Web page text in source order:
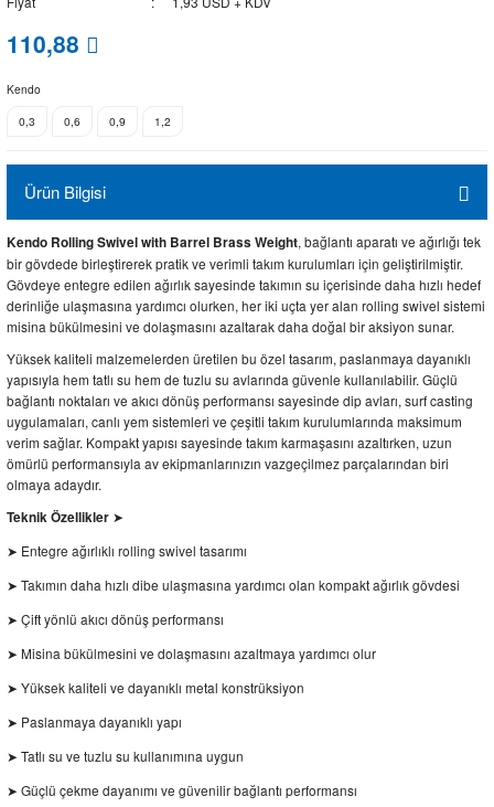
110,88
Kendo
0,3
0,6 0,9 1,2
Ürün Bilgisi
Kendo Rolling Swivel with Barrel Brass Weight, bağlantı aparatı ve ağırlığı tek
bir gövdede birleştirerek pratik ve verimli takım kurulumları için geliştirilmiştir.
Gövdeye entegre edilen ağırlık sayesinde takımın su içerisinde daha hızlı hedef
derinliğe ulaşmasına yardımcı olurken, her iki uçta yer alan rolling swivel sistemi
misina bükülmesini ve dolaşmasını azaltarak daha doğal bir aksiyon sunar.
Yüksek kaliteli malzemelerden üretilen bu özel tasarım, paslanmaya dayanıklı
yapısıyla hem tatlı su hem de tuzlu su avlarında güvenle kullanılabilir. Güçlü
bağlantı noktaları ve akıcı dönüş performansı sayesinde dip avları, surf casting
uygulamaları, canlı yem sistemleri ve çeşitli takım kurulumlarında maksimum
verim sağlar. Kompakt yapısı sayesinde takım karmaşasını azaltırken, uzun
ömürlü performansıyla av ekipmanlarınızın vazgeçilmez parçalarından biri
olmaya adaydır.
Teknik Özellikler ➤
➤ Entegre ağırlıklı rolling swivel tasarımı
➤ Takımın daha hızlı dibe ulaşmasına yardımcı olan kompakt ağırlık gövdesi
➤ Çift yönlü akıcı dönüş performansı
➤ Misina bükülmesini ve dolaşmasını azaltmaya yardımcı olur
➤ Yüksek kaliteli ve dayanıklı metal konstrüksiyon
➤ Paslanmaya dayanıklı yapı
➤ Tatlı su ve tuzlu su kullanımına uygun
➤ Güçlü çekme dayanımı ve güvenilir bağlantı performansı